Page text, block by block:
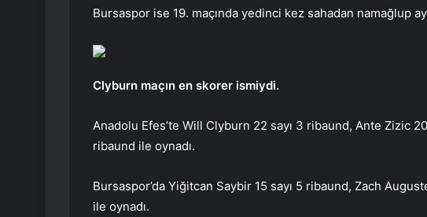
Bursaspor ise 19. maçında yedinci kez sahadan namağlup
Clyburn maçın en skorer ismiydi.
Anadolu Efes’te Will Clyburn 22 sayı 3 ribaund, Ante Zizic
ribaund ile oynadı.
Bursaspor’da Yiğitcan Saybir 15 sayı 5 ribaund, Zach
ile oynadı.